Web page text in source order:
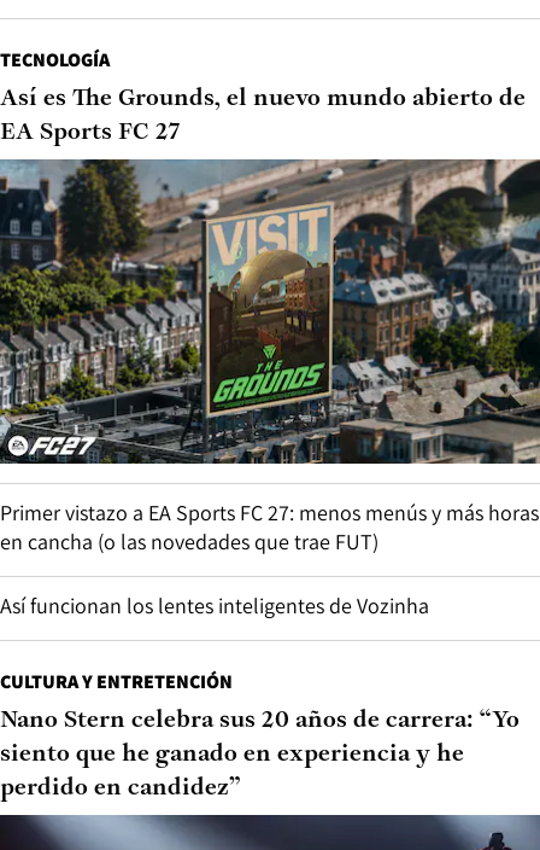
TECNOLOGÍA
Así es The Grounds, el nuevo mundo abierto de
EA Sports FC 27
Primer vistazo a EA Sports FC 27: menos menús y más horas
en cancha (o las novedades que trae FUT)
Así funcionan los lentes inteligentes de Vozinha
CULTURA Y ENTRETENCIÓN
Nano Stern celebra sus 20 años de carrera: “Yo
siento que he ganado en experiencia y he
perdido en candidez”